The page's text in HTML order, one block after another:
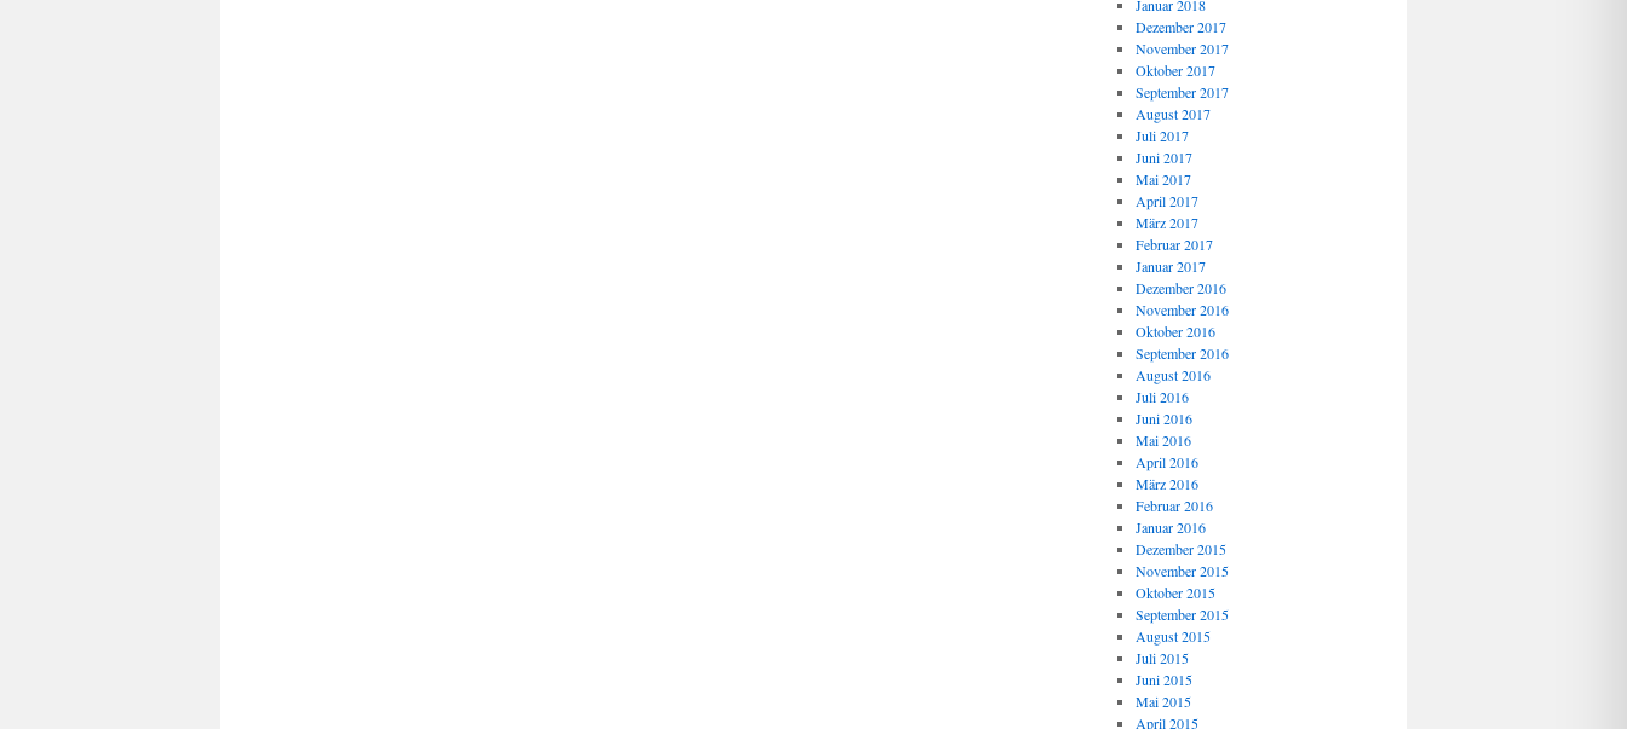
Januar 2018
Dezember 2017
November 2017
Oktober 2017
September 2017
August 2017
Juli 2017
Juni 2017
Mai 2017
April 2017
März 2017
Februar 2017
Januar 2017
Dezember 2016
November 2016
Oktober 2016
September 2016
August 2016
Juli 2016
Juni 2016
Mai 2016
April 2016
März 2016
Februar 2016
Januar 2016
Dezember 2015
November 2015
Oktober 2015
September 2015
August 2015
Juli 2015
Juni 2015
Mai 2015
April 2015